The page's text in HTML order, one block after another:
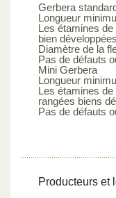
Gerbera
Longueur
Les étamines
bien
Diamètre de la
Pas de défauts
Mini Gerbera
Longueur
Les étamines
rangées biens
Pas de défauts
Producteurs et